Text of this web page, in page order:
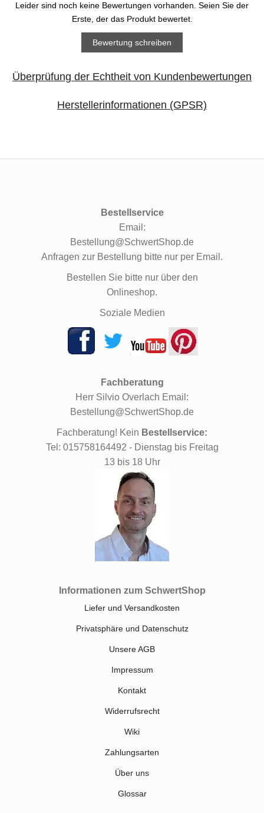
Leider sind noch keine Bewertungen vorhanden. Seien Sie der
Erste, der das Produkt bewertet.
Bewertung schreiben
Überprüfung der Echtheit von Kundenbewertungen
Herstellerinformationen (GPSR)
Bestellservice
Email:
Bestellung@SchwertShop.de
Anfragen zur Bestellung bitte nur per Email.
Bestellen Sie bitte nur über den
Onlineshop.
Soziale Medien
Fachberatung
Herr Silvio Overlach Email:
Bestellung@SchwertShop.de
Fachberatung! Kein Bestellservice:
Tel: 015758164492 - Dienstag bis Freitag
13 bis 18 Uhr
Informationen zum SchwertShop
Liefer und Versandkosten
Privatsphäre und Datenschutz
Unsere AGB
Impressum
Kontakt
Widerrufsrecht
Wiki
Zahlungsarten
Über uns
Glossar